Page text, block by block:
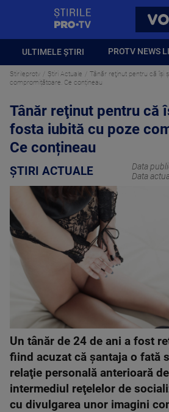
ULTIMELE ȘTIRI PROTV NEWS
Stirileprotv Știri Actuale
Tânăr reţinut pentru că își
compromițătoare. Ce conțineau
Tânăr reţinut pentru că
fosta iubită cu poze
Ce conțineau
ȘTIRI ACTUALE Data
Data
Un tânăr de 24 de ani a fost
fiind acuzat că şantaja o fată
relaţie personală anterioară
intermediul reţelelor de
cu divulgarea unor imagini